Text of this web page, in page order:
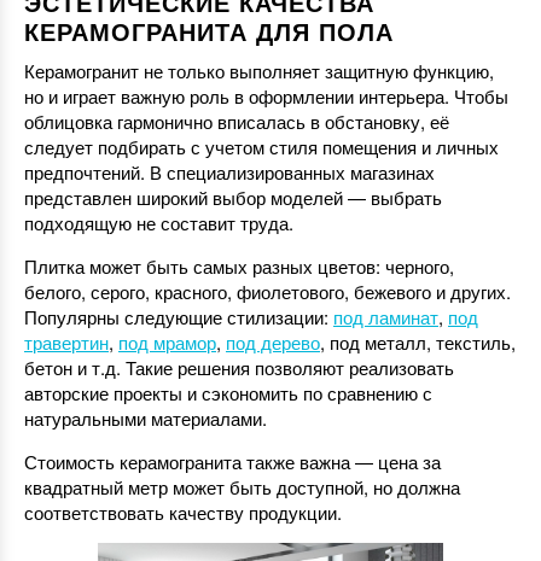
КЕРАМОГРАНИТА ДЛЯ ПОЛА
Керамогранит не только выполняет защитную функцию,
но и играет важную роль в оформлении интерьера. Чтобы
облицовка гармонично вписалась в обстановку, её
следует подбирать с учетом стиля помещения и личных
предпочтений. В специализированных магазинах
представлен широкий выбор моделей — выбрать
подходящую не составит труда.
Плитка может быть самых разных цветов: черного,
белого, серого, красного, фиолетового, бежевого и других.
Популярны следующие стилизации: под ламинат, под
травертин, под мрамор, под дерево, под металл, текстиль,
бетон и т.д. Такие решения позволяют реализовать
авторские проекты и сэкономить по сравнению с
натуральными материалами.
Стоимость керамогранита также важна — цена за
квадратный метр может быть доступной, но должна
соответствовать качеству продукции.